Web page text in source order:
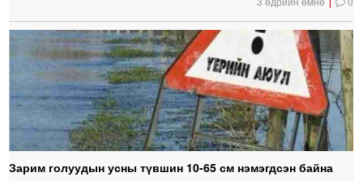
Зарим голуудын усны түвшин 10-65 см нэмэгдсэн байна